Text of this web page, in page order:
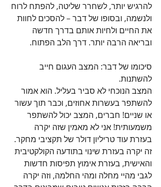
להרגיש יותר, לשחרר שליטה, להפתח לרוח
ולנשמה, ובסופו של דבר – להסכים לחוות
את החיים ולחיות אותם בדרך חדשה
ובריאה הרבה יותר. דרך הלב הפתוח.
סיכומו של דבר: המצב העגום חייב
להשתנות.
המצב הנוכחי לא סביר בעליל. הוא אמור
להשתפר בעשרות אחוזים, וכבר תוך עשור
או שניים! חברים, המצב יכול להשתפר
משמעותית! אני לא מאמין שזה יקרה
בעזרת עוד טריליון דולר של תקציבי מחקר.
זה יקרה בעזרת שינוי בתודעה הקולקטיבית
והאישית, בעזרת אימוץ תפיסות חדשות
לגבי מהיי מחלה ומהי החלמה, וזה יקרה